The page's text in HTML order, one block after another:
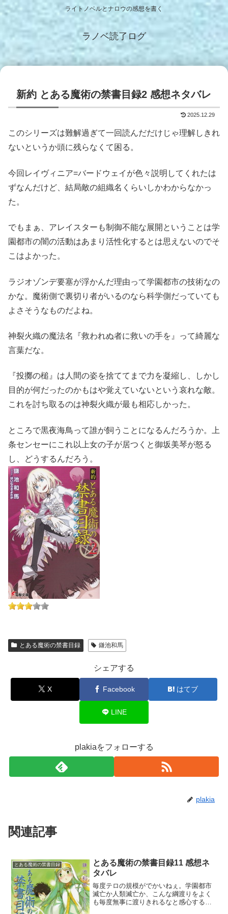
ライトノベルとナロウの感想を書く
ラノベ読了ログ
新約 とある魔術の禁書目録2 感想ネタバレ
2025.12.29
このシリーズは難解過ぎて一回読んだだけじゃ理解しきれ
ないというか頭に残らなくて困る。
今回レイヴィニア=バードウェイが色々説明してくれたは
ずなんだけど、結局敵の組織名くらいしかわからなかっ
た。
でもまぁ、アレイスターも制御不能な展開ということは学
園都市の闇の活動はあまり活性化するとは思えないのでそ
こはよかった。
ラジオゾンデ要塞が浮かんだ理由って学園都市の技術なの
かな。魔術側で裏切り者がいるのなら科学側だっていても
よさそうなものだよね。
神裂火織の魔法名『救われぬ者に救いの手を』って綺麗な
言葉だな。
『投擲の槌』は人間の姿を捨ててまで力を凝縮し、しかし
目的が何だったのかもはや覚えていないという哀れな敵。
これを討ち取るのは神裂火織が最も相応しかった。
ところで黒夜海鳥って誰が飼うことになるんだろうか。上
条センセーにこれ以上女の子が居つくと御坂美琴が怒る
し、どうするんだろう。
とある魔術の禁書目録 鎌池和馬
シェアする
X Facebook はてブ
LINE
plakiaをフォローする
plakia
関連記事
とある魔術の禁書目録
とある魔術の禁書目録11 感想ネ
タバレ
毎度テロの規模がでかいねぇ。学園都市
滅亡か人類滅亡か、こんな綱渡りをよく
も毎度無事に渡りきれるなと感心する。